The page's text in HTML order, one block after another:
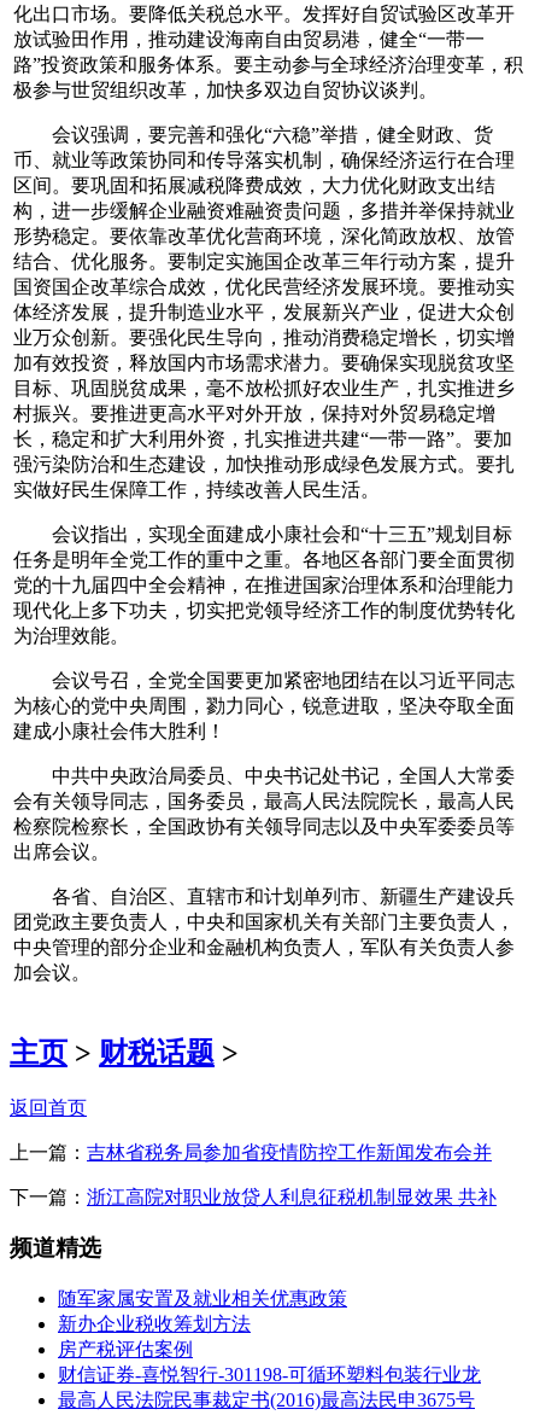
化出口市场。要降低关税总水平。发挥好自贸试验区改革开
放试验田作用，推动建设海南自由贸易港，健全“一带一
路”投资政策和服务体系。要主动参与全球经济治理变革，积
极参与世贸组织改革，加快多双边自贸协议谈判。
会议强调，要完善和强化“六稳”举措，健全财政、货
币、就业等政策协同和传导落实机制，确保经济运行在合理
区间。要巩固和拓展减税降费成效，大力优化财政支出结
构，进一步缓解企业融资难融资贵问题，多措并举保持就业
形势稳定。要依靠改革优化营商环境，深化简政放权、放管
结合、优化服务。要制定实施国企改革三年行动方案，提升
国资国企改革综合成效，优化民营经济发展环境。要推动实
体经济发展，提升制造业水平，发展新兴产业，促进大众创
业万众创新。要强化民生导向，推动消费稳定增长，切实增
加有效投资，释放国内市场需求潜力。要确保实现脱贫攻坚
目标、巩固脱贫成果，毫不放松抓好农业生产，扎实推进乡
村振兴。要推进更高水平对外开放，保持对外贸易稳定增
长，稳定和扩大利用外资，扎实推进共建“一带一路”。要加
强污染防治和生态建设，加快推动形成绿色发展方式。要扎
实做好民生保障工作，持续改善人民生活。
会议指出，实现全面建成小康社会和“十三五”规划目标
任务是明年全党工作的重中之重。各地区各部门要全面贯彻
党的十九届四中全会精神，在推进国家治理体系和治理能力
现代化上多下功夫，切实把党领导经济工作的制度优势转化
为治理效能。
会议号召，全党全国要更加紧密地团结在以习近平同志
为核心的党中央周围，勠力同心，锐意进取，坚决夺取全面
建成小康社会伟大胜利！
中共中央政治局委员、中央书记处书记，全国人大常委
会有关领导同志，国务委员，最高人民法院院长，最高人民
检察院检察长，全国政协有关领导同志以及中央军委委员等
出席会议。
各省、自治区、直辖市和计划单列市、新疆生产建设兵
团党政主要负责人，中央和国家机关有关部门主要负责人，
中央管理的部分企业和金融机构负责人，军队有关负责人参
加会议。
主页 > 财税话题 >
返回首页
上一篇： 吉林省税务局参加省疫情防控工作新闻发布会并
下一篇： 浙江高院对职业放贷人利息征税机制显效果 共补
频道精选
随军家属安置及就业相关优惠政策
新办企业税收筹划方法
房产税评估案例
财信证券-喜悦智行-301198-可循环塑料包装行业龙
最高人民法院民事裁定书(2016)最高法民申3675号